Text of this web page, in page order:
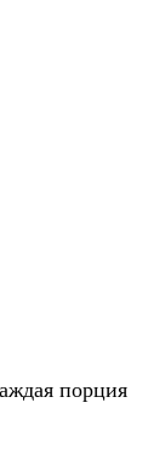
порция